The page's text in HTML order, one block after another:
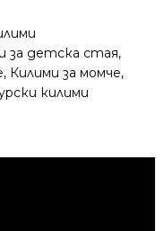
за детска стая,
, Килими за момче,
килими